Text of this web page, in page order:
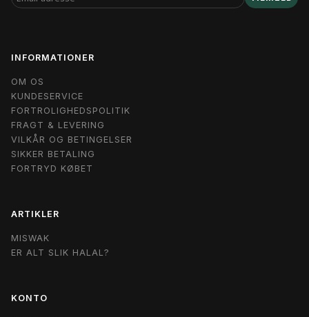
ADRESSE
INFORMATIONER
OM OS
KUNDESERVICE
FORTROLIGHEDSPOLITIK
FRAGT & LEVERING
VILKÅR OG BETINGELSER
SIKKER BETALING
FORTRYD KØBET
ARTIKLER
MISWAK
ER ALT SLIK HALAL?
KONTO